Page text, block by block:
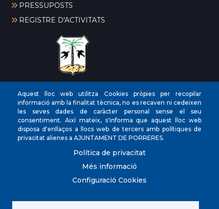
PRESSUPOSTS
REGISTRE D'ACTIVITATS
CIF
‎P0704300C
Direccions
Plaça de la Vila, 17 CP: 07260
Telèfon (+34) 971 647221
Fax
(+34) 971 168265
910/605 098 760
Aquest lloc web utilitza Cookies pròpies per recopilar
informació amb la finalitat tècnica, no es recaven ni cedeixen
les seves dades de caràcter personal sense el seu
consentiment. Així mateix, s'informa que aquest lloc web
disposa d'enllaços a llocs web de tercers amb polítiques de
privacitat alienes a AJUNTAMENT DE PORRERES.
Política de privacitat
Més informació
Configuració Cookies